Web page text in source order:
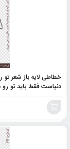
خطاطی لایه باز شعر تو
دنیاست فقط باید تو رو